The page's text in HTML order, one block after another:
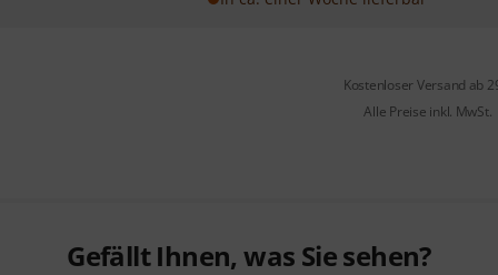
Kostenloser Versand ab
Alle Preise inkl. MwSt.
Gefällt Ihnen, was Sie sehen?